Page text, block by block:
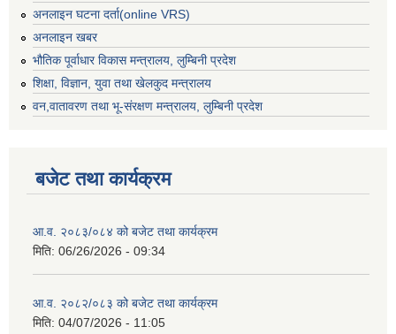
अनलाइन घटना दर्ता(online VRS)
अनलाइन खबर
भौतिक पूर्वाधार विकास मन्त्रालय, लुम्बिनी प्रदेश
शिक्षा, विज्ञान, युवा तथा खेलकुद मन्‍‍त्रालय
वन,वातावरण तथा भू-संरक्षण मन्त्रालय, लुम्बिनी प्रदेश
बजेट तथा कार्यक्रम
आ.व. २०८३/०८४ को बजेट तथा कार्यक्रम
मिति: 06/26/2026 - 09:34
आ.व. २०८२/०८३ को बजेट तथा कार्यक्रम
मिति: 04/07/2026 - 11:05